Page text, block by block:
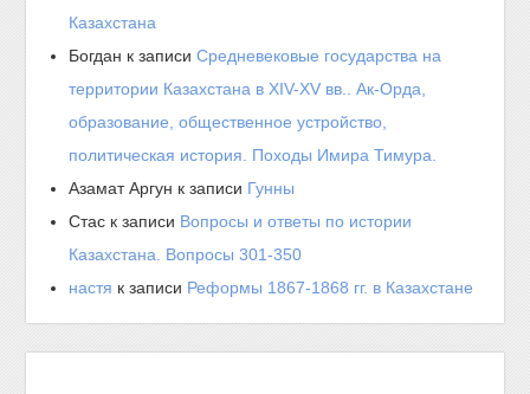
Казахстана
Богдан к записиСредневековые государства на
территории Казахстана в XIV-XV вв.. Ак-Орда,
образование, общественное устройство,
политическая история. Походы Имира Тимура.
Азамат Аргун к записи Гунны
Стас к записи Вопросы и ответы по истории
Казахстана. Вопросы 301-350
настя к записи Реформы 1867-1868 гг. в Казахстане